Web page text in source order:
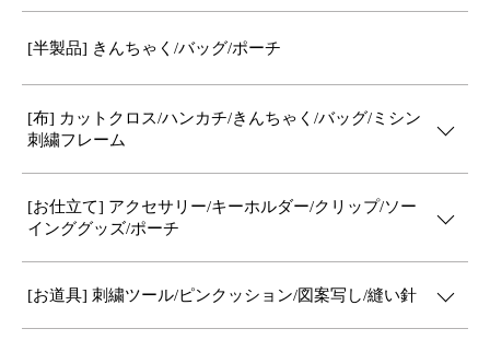
[半製品] きんちゃく/バッグ/ポーチ
[布] カットクロス/ハンカチ/きんちゃく/バッグ/ミシン
刺繍フレーム
[お仕立て] アクセサリー/キーホルダー/クリップ/ソー
インググッズ/ポーチ
[お道具] 刺繍ツール/ピンクッション/図案写し/縫い針